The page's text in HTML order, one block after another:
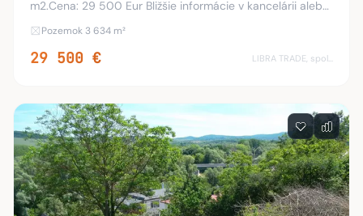
m2.Cena: 29 500 Eur Bližšie informácie v kancelárii alebo
na tel. čísle: 0905/659 793
Pozemok 3 634 m²
29 500 € LIBRA TRADE, spol.s.r.o.